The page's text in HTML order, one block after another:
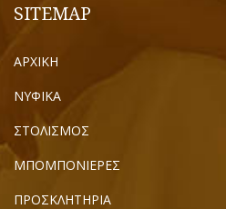
SITEMAP
ΑΡΧΙΚΗ
ΝΥΦΙΚΑ
ΣΤΟΛΙΣΜΟΣ
ΜΠΟΜΠΟΝΙΕΡΕΣ
ΠΡΟΣΚΛΗΤΗΡΙΑ